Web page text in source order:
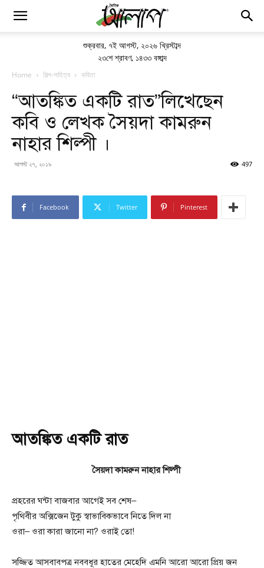
শুক্রবার, ৭ই আগস্ট, ২০২৬ খ্রিস্টাব্দ
২৩শে শ্রাবণ, ১৪৩৩ বঙ্গাব্দ
Home শিল্প-সাহিত্য কবিতা
“আতঙ্কিত একটি রাত”লিখেছেন
কবি ও লেখক সৈয়দা কামরুন
নাহার শিল্পী ।
আগস্ট ২৭, ২০১৯ 497
Facebook Twitter Pinterest
আতঙ্কিত একটি রাত
সৈয়দা কামরুন নাহার শিল্পী
প্রহরের ঘন্টা বাজবার আগেই সব শেষ–
পৃথিবীর অক্সিজেন টুকু স্বাভাবিকভাবে নিতে দিল না
ওরা– ওরা কারা জানো না? ওরাই তো!
সজ্জিত আসবাবপত্র নববধূর হাতের মেহেদি এমনি আরো আরো প্রিয় জন